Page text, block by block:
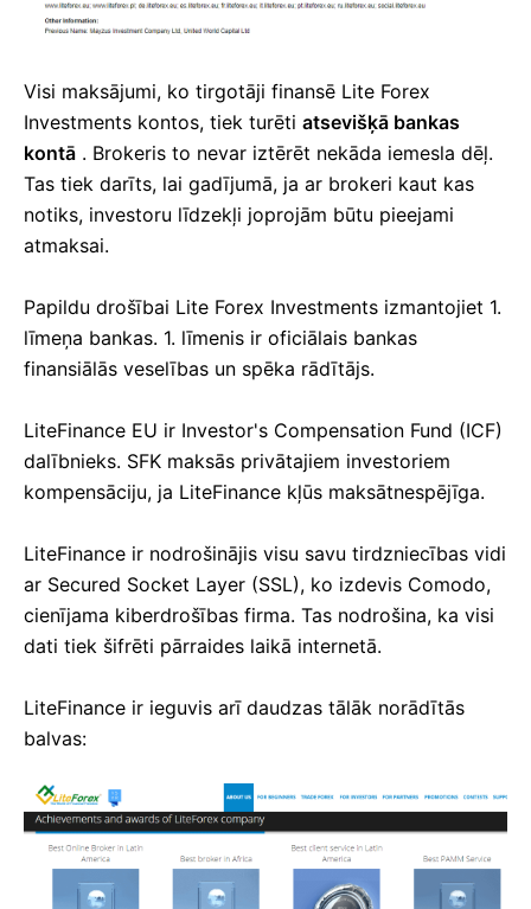
Visi maksājumi, ko tirgotāji finansē Lite Forex
Investments kontos, tiek turēti atsevišķā bankas
kontā . Brokeris to nevar iztērēt nekāda iemesla dēļ.
Tas tiek darīts, lai gadījumā, ja ar brokeri kaut kas
notiks, investoru līdzekļi joprojām būtu pieejami
atmaksai.
Papildu drošībai Lite Forex Investments izmantojiet 1.
līmeņa bankas. 1. līmenis ir oficiālais bankas
finansiālās veselības un spēka rādītājs.
LiteFinance EU ir Investor's Compensation Fund (ICF)
dalībnieks. SFK maksās privātajiem investoriem
kompensāciju, ja LiteFinance kļūs maksātnespējīga.
LiteFinance ir nodrošinājis visu savu tirdzniecības vidi
ar Secured Socket Layer (SSL), ko izdevis Comodo,
cienījama kiberdrošības firma. Tas nodrošina, ka visi
dati tiek šifrēti pārraides laikā internetā.
LiteFinance ir ieguvis arī daudzas tālāk norādītās
balvas: